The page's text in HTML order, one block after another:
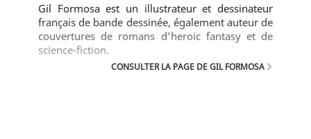
Gil Formosa est un illustrateur et dessinateur
français de bande dessinée, également auteur de
couvertures de romans d’heroic fantasy et de
science-fiction.
CONSULTER LA PAGE DE GIL FORMOSA